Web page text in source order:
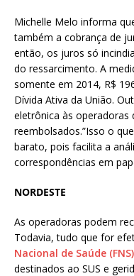
Michelle Melo informa
também a cobrança de
então, os juros só
do ressarcimento. A
somente em 2014, R$
Dívida Ativa da União.
eletrônica às operadoras
reembolsados.”Isso o
barato, pois facilita a
correspondências em
NORDESTE
As operadoras podem
Todavia, tudo que for
Nacional de Saúde (FNS)
destinados ao SUS e